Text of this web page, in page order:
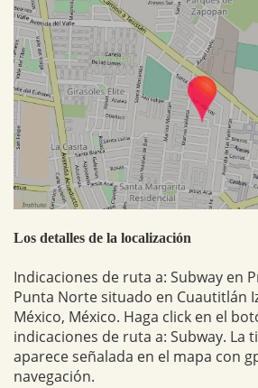
Los detalles de la localización
Indicaciones de ruta a: Subway en
Punta Norte situado en Cuautitlán
México, México. Haga click en el
indicaciones de ruta a: Subway. La
aparece señalada en el mapa con
navegación.